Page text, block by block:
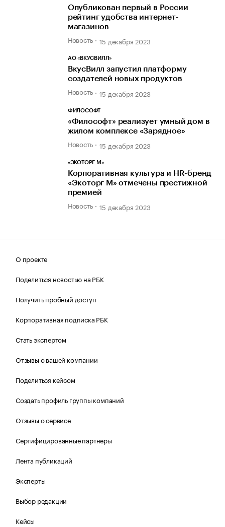
Опубликован первый в России
рейтинг удобства интернет-
магазинов
Новость 15 декабря 2023
АО «ВКУСВИЛЛ»
ВкусВилл запустил платформу
создателей новых продуктов
Новость 15 декабря 2023
ФИЛОСОФТ
«Философт» реализует умный дом в
жилом комплексе «Зарядное»
Новость 15 декабря 2023
«ЭКОТОРГ М»
Корпоративная культура и HR-бренд
«Экоторг М» отмечены престижной
премией
Новость 15 декабря 2023
О проекте
Поделиться новостью на РБК
Получить пробный доступ
Корпоративная подписка РБК
Стать экспертом
Отзывы о вашей компании
Поделиться кейсом
Создать профиль группы компаний
Отзывы о сервисе
Сертифицированные партнеры
Лента публикаций
Эксперты
Выбор редакции
Кейсы